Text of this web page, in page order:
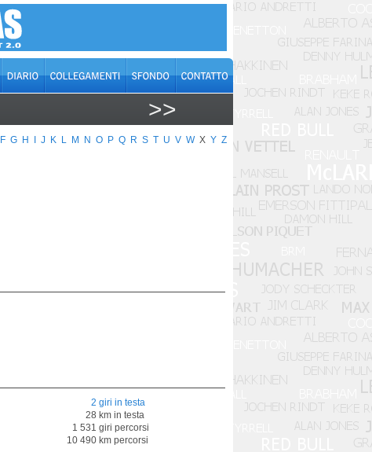
>>
F G H J K L M N O P Q R S T U V W X Y Z
2 giri in testa
28 km in testa
1 531 giri percorsi
10 490 km percorsi